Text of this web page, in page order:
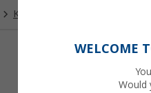
Küchenutensilien
SONSTIGES
WELCOME
Would